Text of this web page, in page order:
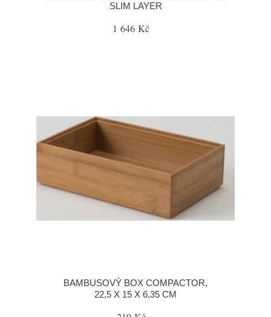
SLIM LAYER
1 646 Kč
BAMBUSOVÝ BOX COMPACTOR,
22,5 X 15 X 6,35 CM